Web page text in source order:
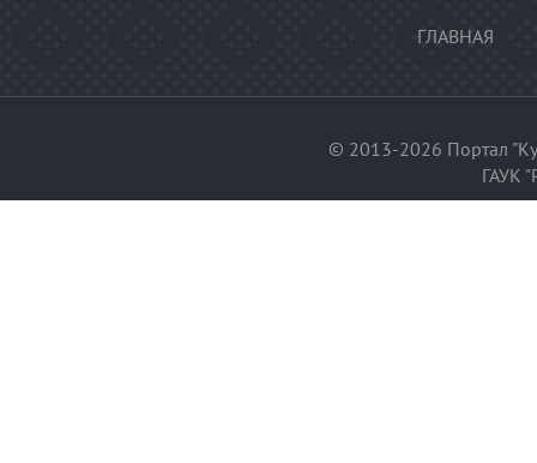
ГЛАВНАЯ
© 2013-2026 Портал
ГАУК